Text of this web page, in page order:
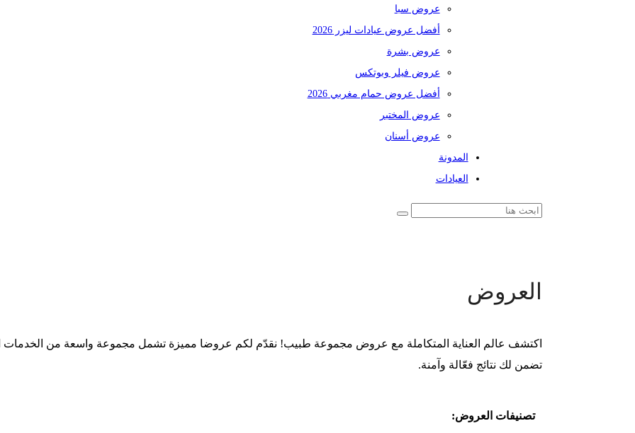
عروض سبا
أفضل عروض عيادات ليزر 2026
عروض بشرة
عروض فيلر وبوتكس
أفضل عروض حمام مغربي 2026
عروض المختبر
عروض أسنان
المدونة
العيادات
العروض
اكتشف عالم العناية المتكاملة مع عروض مجموعة طبيب! نقدّم لكم عروضا مميزة تشمل مجموعة واسعة من الخدمات
تضمن لك نتائج فعّالة وآمنة.
تصنيفات العروض: